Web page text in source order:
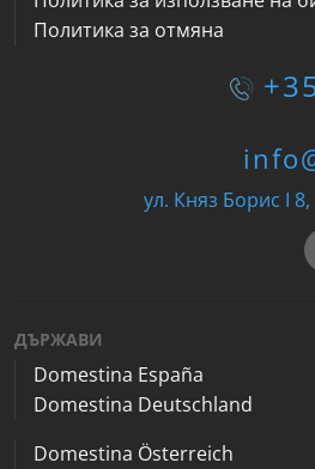
Политика за отмяна
ул. Княз Борис I
ДЪРЖАВИ
Domestina España
Domestina Deutschland
Domestina Österreich